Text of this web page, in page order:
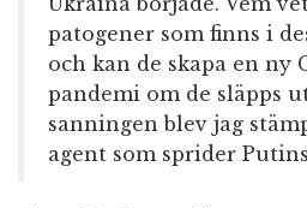
patogener som finns i
och kan de skapa en ny
pandemi om de släpps
sanningen blev jag
agent som sprider